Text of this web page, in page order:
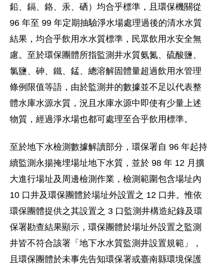
鉛、鎘、鉻、汞、硒）均合乎標準，且環保機關從
96 年至 99 年定期抽驗淨水場處理過後的清水水質
結果，均合乎飲用水水質標準，民眾飲用水安全無
慮。至於環保團體所指監測井水質氨氮、硫酸鹽、
氯鹽、砷、鐵、錳、總溶解固體量超過飲用水管理
條例限值等語，由於監測井的數據並不足以代表整
體水庫水源水質，況且水庫水源中即使有少量上述
物質，經過淨水場也都可處理至合乎飲用標準。
至於地下水檢測數據解讀部分，環保署自 96 年起持
續監測永揚掩埋場址地下水質，並於 98 年 12 月擴
大進行場址及周邊檢測作業，檢測範圍包含場址內
10 口井及環保團體於場址外設置之 12 口井。惟依
環保團體提供之其設置之 3 口監測井構造紀錄及環
保署勘查結果顯示，環保團體於場址外設置之監測
井皆不符合該署「地下水水質監測井設置規範」，
且環保團體於未事先告知環保署或臺南縣環境保護